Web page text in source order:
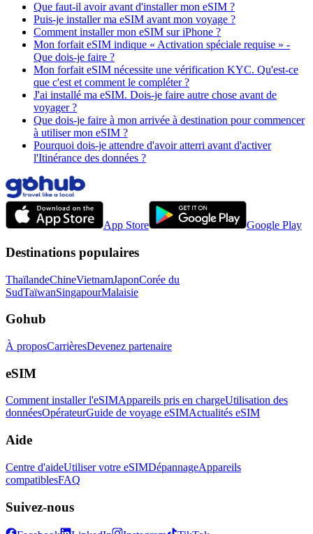
Que faut-il avoir avant d'installer mon eSIM ?
Puis-je installer ma eSIM avant mon voyage ?
Comment installer mon eSIM sur iPhone ?
Mon forfait eSIM indique « Activation spéciale requise » -
Que dois-je faire ?
Mon forfait eSIM nécessite une vérification KYC. Qu'est-ce
que c'est et comment le compléter ?
J'ai installé ma eSIM. Dois-je faire autre chose avant de
voyager ?
Que dois-je faire à mon arrivée à destination pour commencer
à utiliser mon eSIM ?
Pourquoi dois-je attendre d'avoir atterri avant d'activer
l'Itinérance des données ?
App Store Google Play
Destinations populaires
ThaïlandeChineVietnamJaponCorée du
SudTaïwanSingapourMalaisie
Gohub
À proposCarrièresDevenez partenaire
eSIM
Comment installer l'eSIMAppareils pris en chargeUtilisation des
donnéesOpérateurGuide de voyage eSIMActualités eSIM
Aide
Centre d'aideUtiliser votre eSIMDépannageAppareils
compatiblesFAQ
Suivez-nous